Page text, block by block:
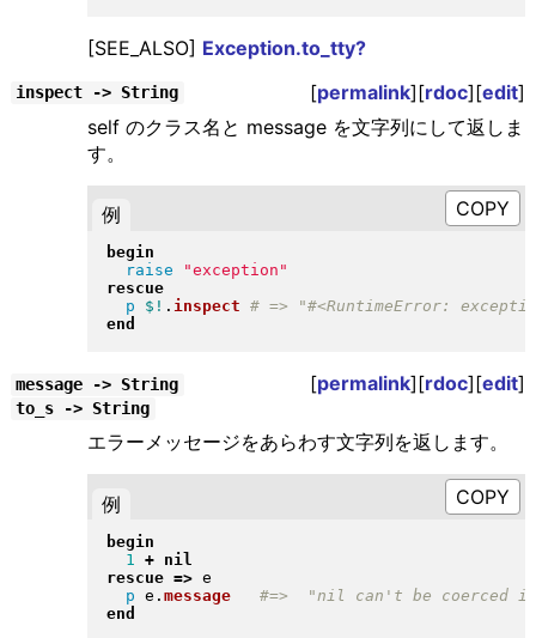
[SEE_ALSO] Exception.to_tty?
inspect -> String [permalink][rdoc][edit]
self のクラス名と message を文字列にして返しま
す。
例
begin
raise
"exception "
rescue
p
$! . inspect
end
message -> String [permalink][rdoc][edit]
to_s -> String
エラーメッセージをあらわす文字列を返します。
例
begin
1
+
nil
rescue => e
p e . message
end